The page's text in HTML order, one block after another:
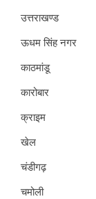
उत्तराखण्ड
ऊधम सिंह नगर
काठमांडू
कारोबार
क्राइम
खेल
चंडीगढ़
चमोली